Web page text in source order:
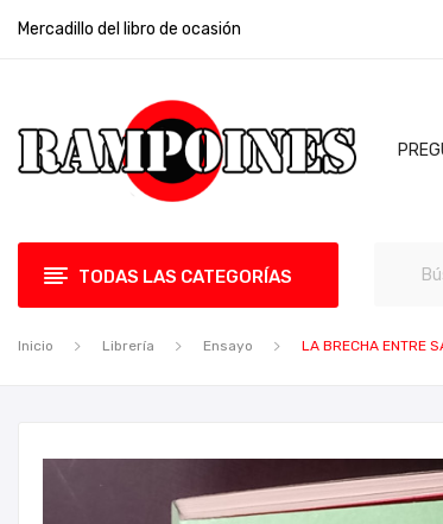
Mercadillo del libro de ocasión
TODAS LAS CATEGORÍAS
Inicio Librería Ensayo LA BRECHA ENTRE